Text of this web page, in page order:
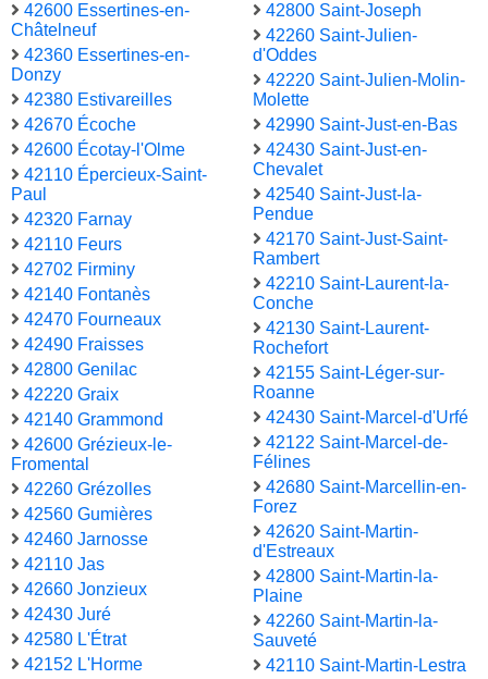
42600 Essertines-en-
Châtelneuf
42360 Essertines-en-
Donzy
42380 Estivareilles
42670 Écoche
42600 Écotay-l'Olme
42110 Épercieux-Saint-
Paul
42320 Farnay
42110 Feurs
42702 Firminy
42140 Fontanès
42470 Fourneaux
42490 Fraisses
42800 Genilac
42220 Graix
42140 Grammond
42600 Grézieux-le-
Fromental
42260 Grézolles
42560 Gumières
42460 Jarnosse
42110 Jas
42660 Jonzieux
42430 Juré
42580 L'Étrat
42152 L'Horme
42800 Saint-Joseph
42260 Saint-Julien-
d'Oddes
42220 Saint-Julien-Molin-
Molette
42990 Saint-Just-en-Bas
42430 Saint-Just-en-
Chevalet
42540 Saint-Just-la-
Pendue
42170 Saint-Just-Saint-
Rambert
42210 Saint-Laurent-la-
Conche
42130 Saint-Laurent-
Rochefort
42155 Saint-Léger-sur-
Roanne
42430 Saint-Marcel-d'Urfé
42122 Saint-Marcel-de-
Félines
42680 Saint-Marcellin-en-
Forez
42620 Saint-Martin-
d'Estreaux
42800 Saint-Martin-la-
Plaine
42260 Saint-Martin-la-
Sauveté
42110 Saint-Martin-Lestra